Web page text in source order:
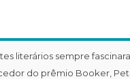
literários sempre
do prêmio Booker,